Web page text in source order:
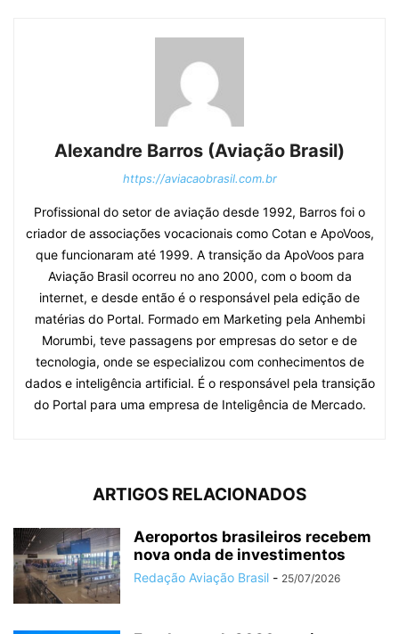
Alexandre Barros (Aviação Brasil)
https://aviacaobrasil.com.br
Profissional do setor de aviação desde 1992, Barros foi o
criador de associações vocacionais como Cotan e ApoVoos,
que funcionaram até 1999. A transição da ApoVoos para
Aviação Brasil ocorreu no ano 2000, com o boom da
internet, e desde então é o responsável pela edição de
matérias do Portal. Formado em Marketing pela Anhembi
Morumbi, teve passagens por empresas do setor e de
tecnologia, onde se especializou com conhecimentos de
dados e inteligência artificial. É o responsável pela transição
do Portal para uma empresa de Inteligência de Mercado.
ARTIGOS RELACIONADOS
Aeroportos brasileiros recebem
nova onda de investimentos
Redação Aviação Brasil - 25/07/2026